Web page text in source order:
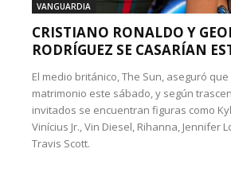
VANGUARDIA
CRISTIANO RONALDO Y
RODRÍGUEZ SE CASARÍAN
El medio británico, The Sun, aseguró
matrimonio este sábado, y según
invitados se encuentran figuras como
Vinícius Jr., Vin Diesel, Rihanna, Jennifer
Travis Scott.